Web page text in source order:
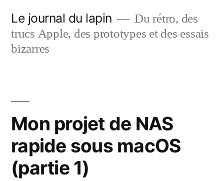
contenu
Le journal du lapin
Du rétro, des
trucs Apple, des prototypes et des essais
bizarres
Mon projet de NAS
rapide sous macOS
(partie 1)